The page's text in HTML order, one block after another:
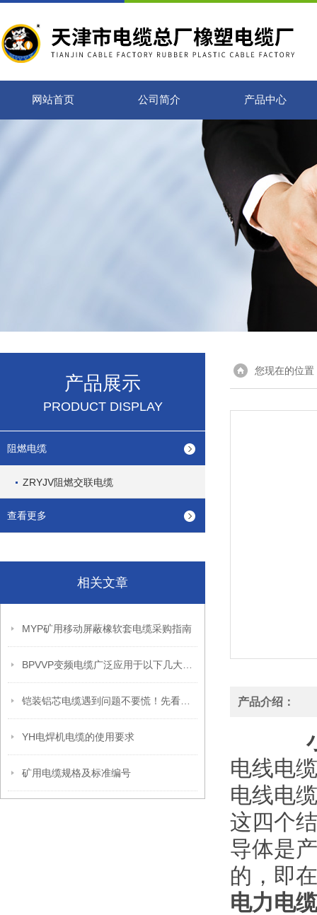
网站首页 公司简介 产品中心
产品展示
PRODUCT DISPLAY
阻燃电缆
ZRYJV阻燃交联电缆
查看更多
相关文章
MYP矿用移动屏蔽橡软套电缆采购指南
YH电焊机电缆的使用要求
矿用电缆规格及标准编号
您现在的位置
产品介绍：
电线电
电线电
这四个
导体是
的，即
电力电